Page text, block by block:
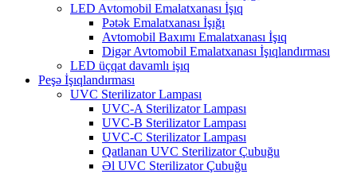
LED Avtomobil Emalatxanası İşıq
Pətək Emalatxanası İşığı
Avtomobil Baxımı Emalatxanası İşıq
Digər Avtomobil Emalatxanası İşıqlandırması
LED üçqat davamlı işıq
Peşə İşıqlandırması
UVC Sterilizator Lampası
UVC-A Sterilizator Lampası
UVC-B Sterilizator Lampası
UVC-C Sterilizator Lampası
Qatlanan UVC Sterilizator Çubuğu
Əl UVC Sterilizator Çubuğu